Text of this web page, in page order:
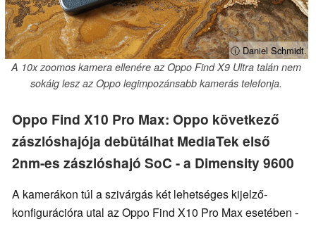
ⓘ Daniel Schmidt.
A 10x zoomos kamera ellenére az Oppo Find X9 Ultra talán nem
sokáig lesz az Oppo legimpozánsabb kamerás telefonja.
Oppo Find X10 Pro Max: Oppo következő
zászlóshajója debütálhat MediaTek első
2nm-es zászlóshajó SoC - a Dimensity 9600
A kamerákon túl a szivárgás két lehetséges kijelző-
konfigurációra utal az Oppo Find X10 Pro Max esetében -